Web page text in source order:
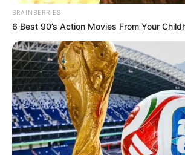
BRAINBERRIES
6 Best 90’s Action Movies From Your